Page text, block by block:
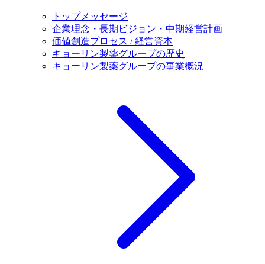
トップメッセージ
企業理念・長期ビジョン・中期経営計画
価値創造プロセス / 経営資本
キョーリン製薬グループの歴史
キョーリン製薬グループの事業概況